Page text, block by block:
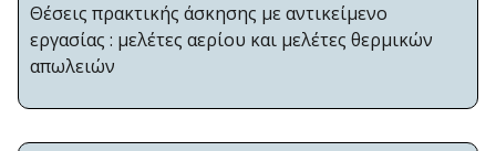
Θέσεις πρακτικής άσκησης με αντικείμενο
εργασίας : μελέτες αερίου και μελέτες θερμικών
απωλειών